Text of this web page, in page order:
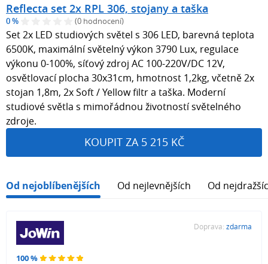
Reflecta set 2x RPL 306, stojany a taška
0 % (0 hodnocení)
Set 2x LED studiových světel s 306 LED, barevná teplota
6500K, maximální světelný výkon 3790 Lux, regulace
výkonu 0-100%, síťový zdroj AC 100-220V/DC 12V,
osvětlovací plocha 30x31cm, hmotnost 1,2kg, včetně 2x
stojan 1,8m, 2x Soft / Yellow filtr a taška. Moderní
studiové světla s mimořádnou životností světelného
zdroje.
KOUPIT ZA 5 215 KČ
Od nejoblíbenějších Od nejlevnějších Od
100 %
Doprava: zdarma